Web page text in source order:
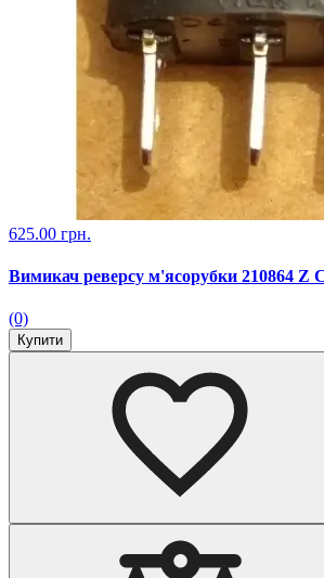
625.00 грн.
Вимикач реверсу м'ясорубки 210864 Z
(0)
Купити